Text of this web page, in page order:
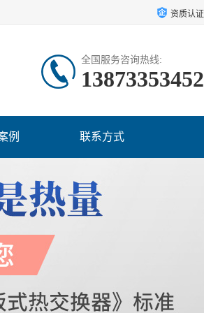
资质认证
全国服务咨询热线:
13873353452
例 联系方式